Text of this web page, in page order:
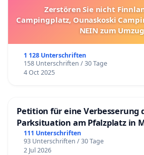
Zerstören Sie nicht
Campingplatz, Ounaskoski
NEIN zum
1 128 Unterschriften
158 Unterschriften / 30 Tage
4 Oct 2025
Petition für eine Verbesserung
Parksituation am Pfalzplatz in
111 Unterschriften
93 Unterschriften / 30 Tage
2 Jul 2026